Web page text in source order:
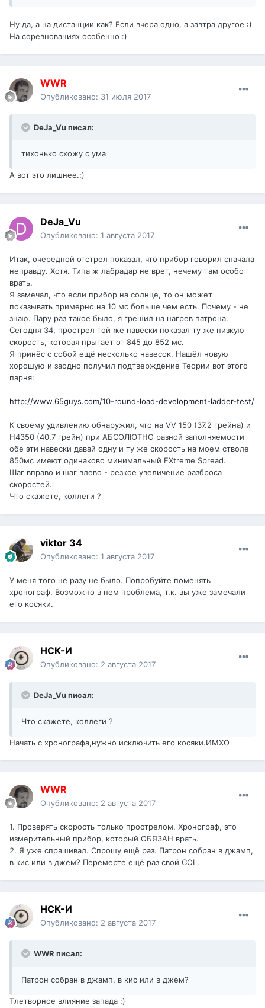
Ну да, а на дистанции как? Если вчера одно, а завтра другое :)
На соревнованиях особенно :)
WWR
Опубликовано: 31 июля 2017
DeJa_Vu писал:
тихонько схожу с ума
А вот это лишнее.;)
DeJa_Vu
Опубликовано: 1 августа 2017
Итак, очередной отстрел показал, что прибор говорил сначала
неправду. Хотя. Типа ж лабрадар не врет, нечему там особо
врать.
Я замечал, что если прибор на солнце, то он может
показывать примерно на 10 мс больше чем есть. Почему - не
знаю. Пару раз такое было, я грешил на нагрев патрона.
Сегодня 34, прострел той же навески показал ту же низкую
скорость, которая прыгает от 845 до 852 мс.
Я принёс с собой ещё несколько навесок. Нашёл новую
хорошую и заодно получил подтверждение Теории вот этого
парня:
http://www.65guys.com/10-round-load-development-ladder-test/
К своему удивлению обнаружил, что на VV 150 (37.2 грейна) и
H4350 (40,7 грейн) при АБСОЛЮТНО разной заполняемости
обе эти навески давай одну и ту же скорость на моем стволе
850мс имеют одинаково минимальный EXtreme Spread.
Шаг вправо и шаг влево - резкое увеличение разброса
скоростей.
Что скажете, коллеги ?
viktor 34
Опубликовано: 1 августа 2017
У меня того не разу не было. Попробуйте поменять
хронограф. Возможно в нем проблема, т.к. вы уже замечали
его косяки.
НСК-И
Опубликовано: 2 августа 2017
DeJa_Vu писал:
Что скажете, коллеги ?
Начать с хронографа,нужно исключить его косяки.ИМХО
WWR
Опубликовано: 2 августа 2017
1. Проверять скорость только прострелом. Хронограф, это
измерительный прибор, который ОБЯЗАН врать.
2. Я уже спрашивал. Спрошу ещё раз. Патрон собран в джамп,
в кис или в джем? Перемерте ещё раз свой COL.
НСК-И
Опубликовано: 2 августа 2017
WWR писал:
Патрон собран в джамп, в кис или в джем?
Тлетворное влияние запада :)